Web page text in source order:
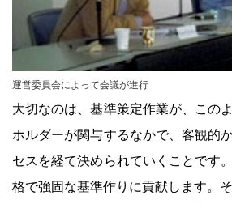
運営委員会によって会議が進行
大切なのは、基準策定作業が、この
ホルダーが関与するなかで、客観的
セスを経て決められていくことです
格で強固な基準作りに貢献します。